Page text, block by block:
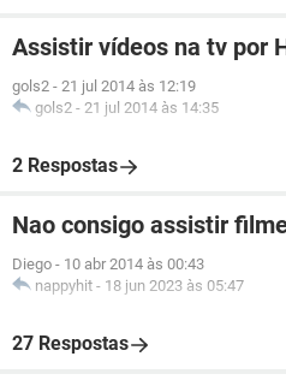
Assistir vídeos na tv por
gols2 - 21 jul 2014 às 12:19
gols2 - 21 jul 2014 às 14:35
2 Respostas
Nao consigo assistir
Diego - 10 abr 2014 às 00:43
nappyhit - 18 jun 2023 às 05:47
27 Respostas